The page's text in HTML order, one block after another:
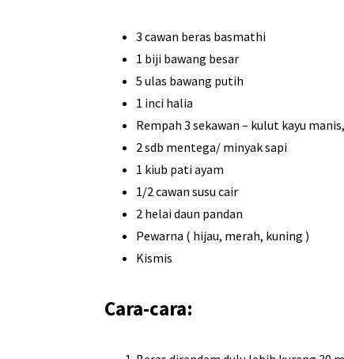
3 cawan beras basmathi
1 biji bawang besar
5 ulas bawang putih
1 inci halia
Rempah 3 sekawan – kulut kayu
2 sdb mentega/ minyak sapi
1 kiub pati ayam
1/2 cawan susu cair
2 helai daun pandan
Pewarna ( hijau, merah, kuning )
Kismis
Cara-cara: